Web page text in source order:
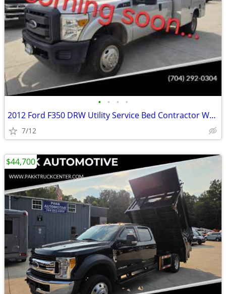
• • • •
2012 Ford F350 DRW Utility Service Bed Contractor Work Truck Liftgate
7/12
$44,700